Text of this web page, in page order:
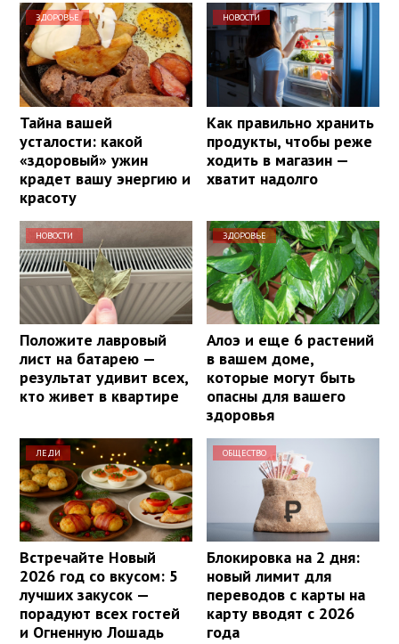
ЗДОРОВЬЕ
Тайна вашей
усталости: какой
«здоровый» ужин
крадет вашу энергию и
красоту
НОВОСТИ
Как правильно хранить
продукты, чтобы реже
ходить в магазин —
хватит надолго
НОВОСТИ
Положите лавровый
лист на батарею —
результат удивит всех,
кто живет в квартире
ЗДОРОВЬЕ
Алоэ и еще 6 растений
в вашем доме,
которые могут быть
опасны для вашего
здоровья
ЛЕДИ
Встречайте Новый
2026 год со вкусом: 5
лучших закусок —
порадуют всех гостей
и Огненную Лошадь
ОБЩЕСТВО
Блокировка на 2 дня:
новый лимит для
переводов с карты на
карту вводят с 2026
года